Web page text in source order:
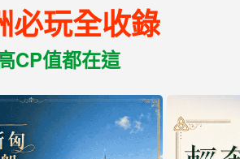
必玩全收錄
CP值都在這